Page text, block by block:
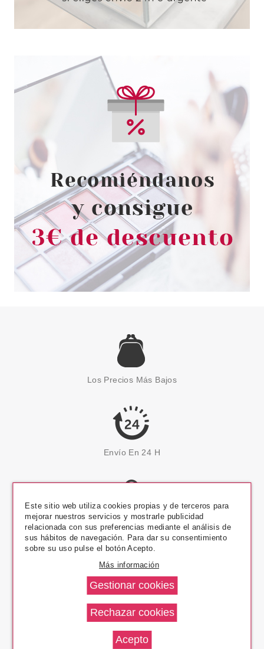
Los Precios Más Bajos
Envío En 24 H
Pago Seguro
14 Días Devolución
Este sitio web utiliza cookies propias y de terceros para
mejorar nuestros servicios y mostrarle publicidad
relacionada con sus preferencias mediante el análisis de
sus hábitos de navegación. Para dar su consentimiento
sobre su uso pulse el botón Acepto.
Más información